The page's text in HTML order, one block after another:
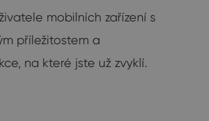
mobilních zařízení s
příležitostem a
na které jste už zvyklí.